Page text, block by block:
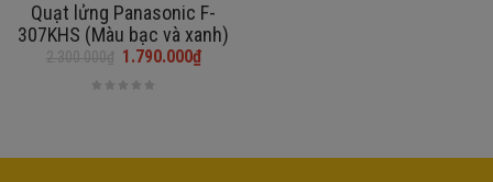
Quạt lửng Panasonic F-
307KHS (Màu bạc và xanh)
2.300.000₫ 1.790.000₫
1.790.000₫.